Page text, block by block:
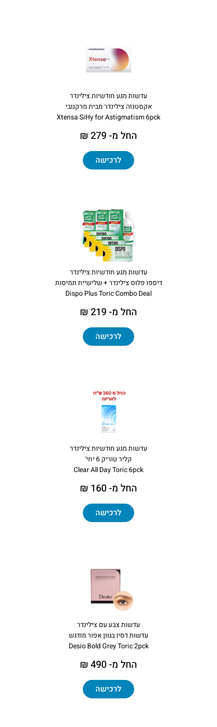
עדשות מגע חודשיות צילינדר
אקסטנזה צילינדר מבית מרקנובי
​Xtensa SiHy for Astigmatism 6pck
החל מ- 279 ₪
לרכישה
עדשות מגע חודשיות צילינדר
דיספו פלוס צילינדר + שלישיית תמיסות
Dispo Plus Toric Combo Deal
החל מ- 219 ₪
לרכישה
עדשות מגע חודשיות צילינדר
קליר טוריק 6 יחי'
Clear All Day Toric 6pck
החל מ- 160 ₪
לרכישה
עדשות צבע עם צילינדר
עדשות דסיו בגוון אפור מודגש
Desio Bold Grey Toric 2pck
החל מ- 490 ₪
לרכישה